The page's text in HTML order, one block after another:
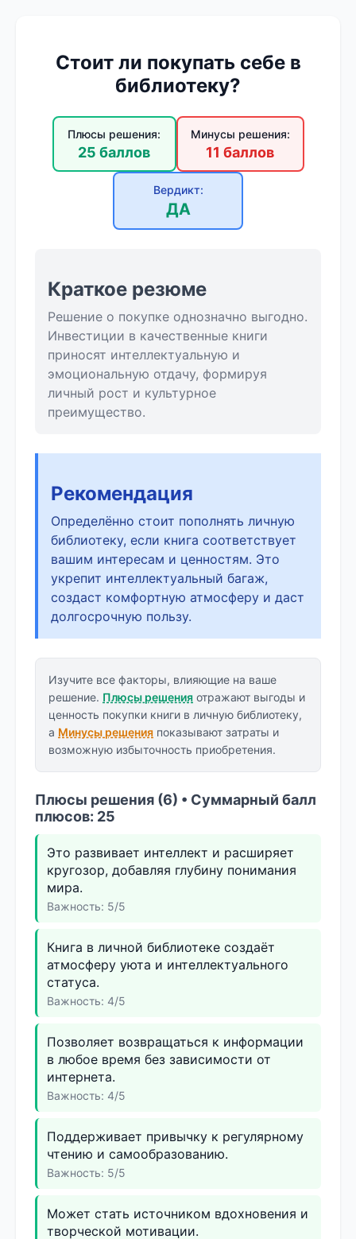
Стоит ли покупать себе в
библиотеку?
Плюсы решения:
25 баллов
Минусы решения:
11 баллов
Вердикт:
ДА
Краткое резюме
Решение о покупке однозначно выгодно.
Инвестиции в качественные книги
приносят интеллектуальную и
эмоциональную отдачу, формируя
личный рост и культурное
преимущество.
Рекомендация
Определённо стоит пополнять личную
библиотеку, если книга соответствует
вашим интересам и ценностям. Это
укрепит интеллектуальный багаж,
создаст комфортную атмосферу и даст
долгосрочную пользу.
Изучите все факторы, влияющие на ваше
решение. Плюсы решения отражают выгоды и
ценность покупки книги в личную библиотеку,
а Минусы решения показывают затраты и
возможную избыточность приобретения.
Плюсы решения (6) • Суммарный балл
плюсов: 25
Это развивает интеллект и расширяет
кругозор, добавляя глубину понимания
мира.
Важность: 5/5
Книга в личной библиотеке создаёт
атмосферу уюта и интеллектуального
статуса.
Важность: 4/5
Позволяет возвращаться к информации
в любое время без зависимости от
интернета.
Важность: 4/5
Поддерживает привычку к регулярному
чтению и самообразованию.
Важность: 5/5
Может стать источником вдохновения и
творческой мотивации.